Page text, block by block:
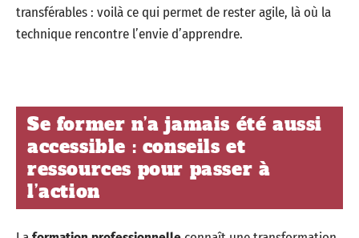
transférables : voilà ce qui permet de rester agile, là où la
technique rencontre l’envie d’apprendre.